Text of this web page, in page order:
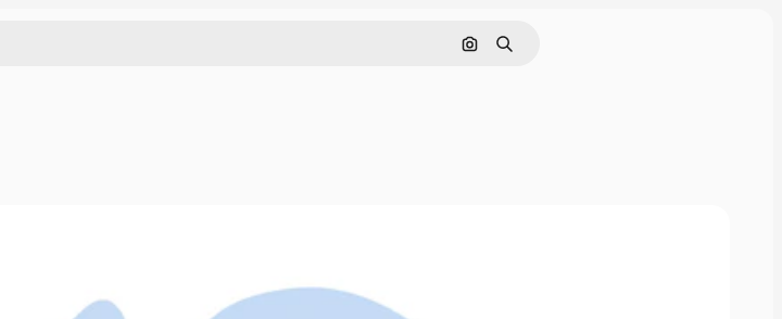
Cerca per immagine
Ricerca